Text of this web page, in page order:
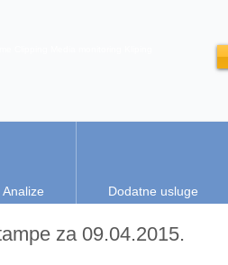
Analize Dodatne usluge
za 09.04.2015.